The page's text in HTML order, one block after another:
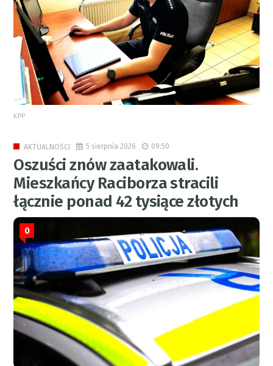
KPP
AKTUALNOŚCI 5 sierpnia 2026 09:50
Oszuści znów zaatakowali.
Mieszkańcy Raciborza stracili
łącznie ponad 42 tysiące złotych
0